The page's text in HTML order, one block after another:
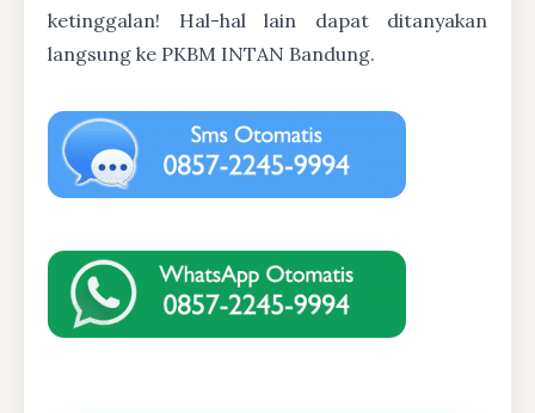
ketinggalan! Hal-hal lain dapat ditanyakan
langsung ke PKBM INTAN Bandung.